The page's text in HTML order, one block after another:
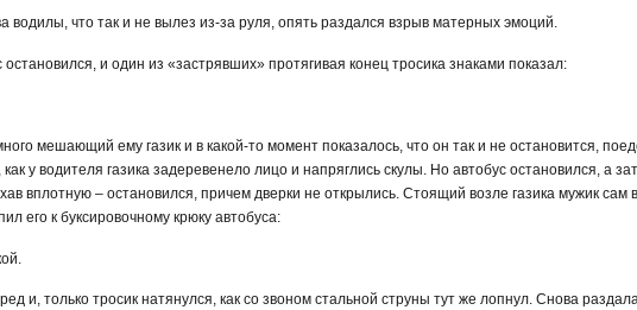
водилы, что так и не вылез из-за руля, опять раздался взрыв матерных эмоций.
и один из «застрявших» протягивая конец тросика знаками показал:
мешающий ему газик и в какой-то момент показалось, что он так и не остановится,
у водителя газика задеревенело лицо и напряглись скулы. Но автобус остановился, а
вплотную – остановился, причем дверки не открылись. Стоящий возле газика мужик сам
его к буксировочному крюку автобуса:
и, только тросик натянулся, как со звоном стальной струны тут же лопнул. Снова